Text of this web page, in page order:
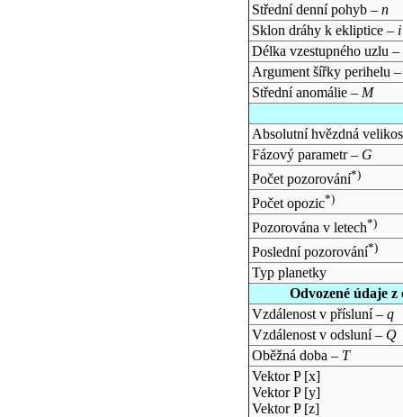
Střední denní pohyb – n
Sklon dráhy k ekliptice – i
Délka vzestupného uzlu –
Argument šířky perihelu
Střední anomálie – M
Absolutní hvězdná
Fázový parametr – G
Počet pozorování*)
Počet opozic*)
Pozorována v letech*)
Poslední pozorování*)
Typ planetky
Odvozené údaje
Vzdálenost v přísluní – q
Vzdálenost v odsluní – Q
Oběžná doba – T
Vektor P [x]
Vektor P [y]
Vektor P [z]